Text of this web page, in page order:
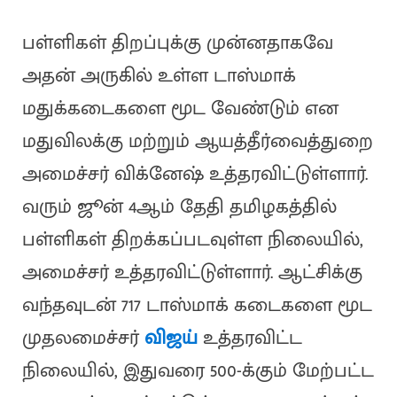
பள்ளிகள் திறப்புக்கு முன்னதாகவே
அதன் அருகில் உள்ள டாஸ்மாக்
மதுக்கடைகளை மூட வேண்டும் என
மதுவிலக்கு மற்றும் ஆயத்தீர்வைத்துறை
அமைச்சர் விக்னேஷ் உத்தரவிட்டுள்ளார்.
வரும் ஜூன் 4ஆம் தேதி தமிழகத்தில்
பள்ளிகள் திறக்கப்படவுள்ள நிலையில்,
அமைச்சர் உத்தரவிட்டுள்ளார். ஆட்சிக்கு
வந்தவுடன் 717 டாஸ்மாக் கடைகளை மூட
முதலமைச்சர்விஜய்உத்தரவிட்ட
நிலையில், இதுவரை 500-க்கும் மேற்பட்ட